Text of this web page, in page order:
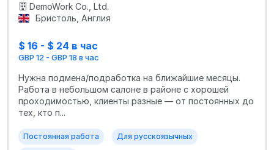
DemoWork Co., Ltd.
Бристоль, Англия
$ 16 - $ 24 в час
GBP 12 - GBP 18 в час
Нужна подмена/подработка на ближайшие месяцы.
Работа в небольшом салоне в районе с хорошей
проходимостью, клиенты разные — от постоянных до
тех, кто п...
Постоянная работа Для русскоязычных